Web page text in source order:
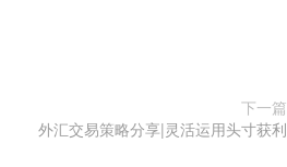
下一篇
外汇交易策略分享|灵活运用头寸获利